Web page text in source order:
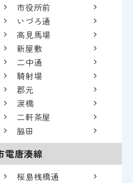
市役所前
いづろ通
高見馬場
新屋敷
二中通
騎射場
郡元
涙橋
二軒茶屋
脇田
電唐湊線
桜島桟橋通